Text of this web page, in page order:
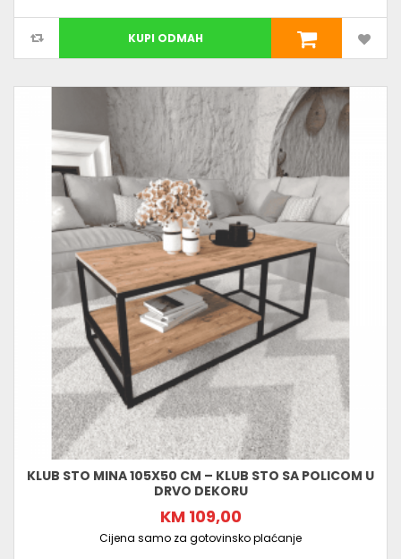
KUPI ODMAH
KLUB STO MINA 105X50 CM – KLUB STO SA POLICOM U
DRVO DEKORU
KM 109,00
Cijena samo za gotovinsko plaćanje